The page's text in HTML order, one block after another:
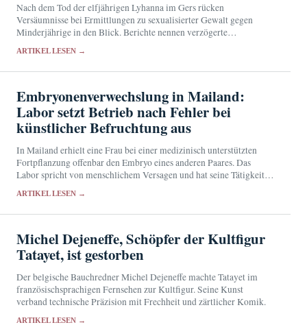
Nach dem Tod der elfjährigen Lyhanna im Gers rücken
Versäumnisse bei Ermittlungen zu sexualisierter Gewalt gegen
Minderjährige in den Blick. Berichte nennen verzögerte
ARTIKEL LESEN →
Embryonenverwechslung in Mailand:
Labor setzt Betrieb nach Fehler bei
künstlicher Befruchtung aus
In Mailand erhielt eine Frau bei einer medizinisch unterstützten
Fortpflanzung offenbar den Embryo eines anderen Paares. Das
Labor spricht von menschlichem Versagen und hat seine Tätigkeit
ARTIKEL LESEN →
Michel Dejeneffe, Schöpfer der Kultfigur
Tatayet, ist gestorben
Der belgische Bauchredner Michel Dejeneffe machte Tatayet im
französischsprachigen Fernsehen zur Kultfigur. Seine Kunst
verband technische Präzision mit Frechheit und zärtlicher Komik.
ARTIKEL LESEN →